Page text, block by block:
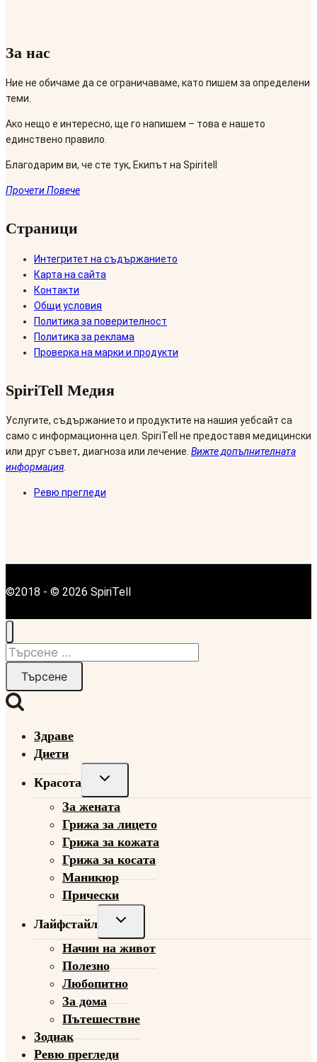
За нас
Ние не обичаме да се ограничаваме, като пишем за определени
теми.
Ако нещо е интересно, ще го напишем – това е нашето
единствено правило.
Благодарим ви, че сте тук, Екипът на Spiritell
Прочети Повече
Страници
Интегритет на съдържанието
Карта на сайта
Контакти
Общи условия
Политика за поверителност
Политика за реклама
Проверка на марки и продукти
SpiriTell Медия
Услугите, съдържанието и продуктите на нашия уебсайт са
само с информационна цел. SpiriTell не предоставя медицински
или друг съвет, диагноза или лечение. Вижте допълнителната
информация
Ревю прегледи
©2018 - © 2026 SpiriTell
Търсене
Здраве
Диети
Красота
Toggle
child
menu
За жената
Грижа за лицето
Грижа за кожата
Грижа за косата
Маникюр
Прически
Лайфстайл
Toggle
child
menu
Начин на живот
Полезно
Любопитно
За дома
Пътешествие
Зодиак
Ревю прегледи